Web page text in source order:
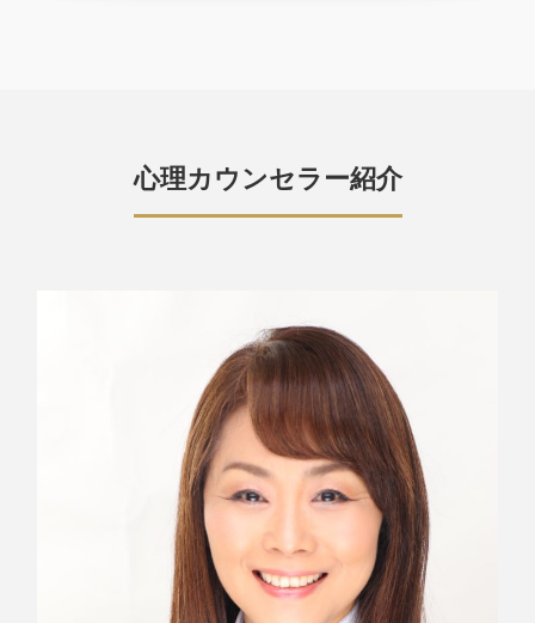
心理カウンセラー紹介